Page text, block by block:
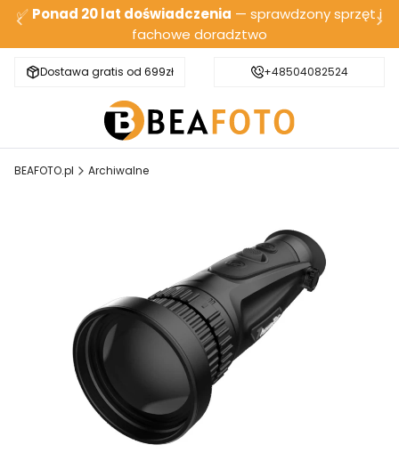
✅ Ponad 20 lat doświadczenia — sprawdzony sprzęt i
fachowe doradztwo
Dostawa gratis od 699zł Bezpieczna wysyłka
+48504082524
BEAFOTO.pl Archiwalne